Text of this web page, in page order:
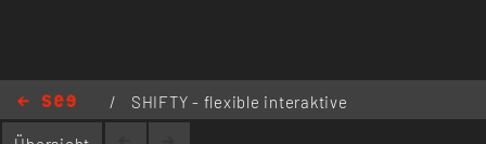
/
SHIFTY - flexible interaktive
Oberflächen
shifty.interaktion-produktdesign-khb.de/